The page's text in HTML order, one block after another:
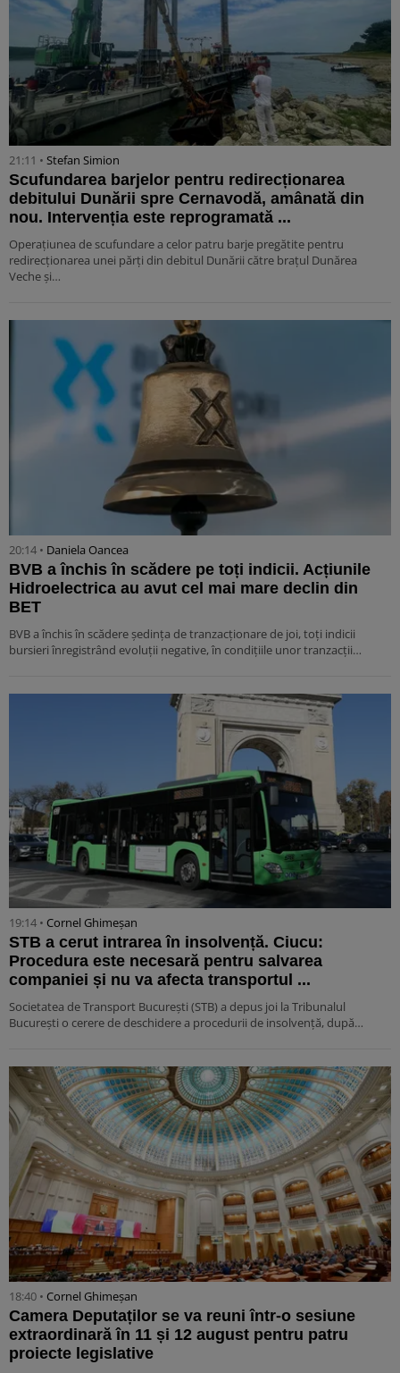
21:11 • Stefan Simion
Scufundarea barjelor pentru redirecționarea
debitului Dunării spre Cernavodă, amânată din
nou. Intervenția este reprogramată ...
Operațiunea de scufundare a celor patru barje pregătite pentru
redirecționarea unei părți din debitul Dunării către brațul Dunărea
Veche și…
20:14 • Daniela Oancea
BVB a închis în scădere pe toți indicii. Acțiunile
Hidroelectrica au avut cel mai mare declin din
BET
BVB a închis în scădere ședința de tranzacționare de joi, toți indicii
bursieri înregistrând evoluții negative, în condițiile unor tranzacții…
19:14 • Cornel Ghimeșan
STB a cerut intrarea în insolvență. Ciucu:
Procedura este necesară pentru salvarea
companiei și nu va afecta transportul ...
Societatea de Transport București (STB) a depus joi la Tribunalul
București o cerere de deschidere a procedurii de insolvență, după…
18:40 • Cornel Ghimeșan
Camera Deputaților se va reuni într-o sesiune
extraordinară în 11 și 12 august pentru patru
proiecte legislative